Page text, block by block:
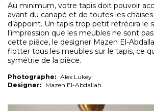
Au minimum, votre tapis doit pouvoir
avant du canapé et de toutes les
d’appoint. Un tapis trop petit rétrécira le
l’impression que les meubles ne sont
cette pièce, le designer Mazen El-
flotter tous les meubles sur le tapis, ce
symétrie de la pièce.
Photographe: Alex Lukey
Designer: Mazen El-Abdallah